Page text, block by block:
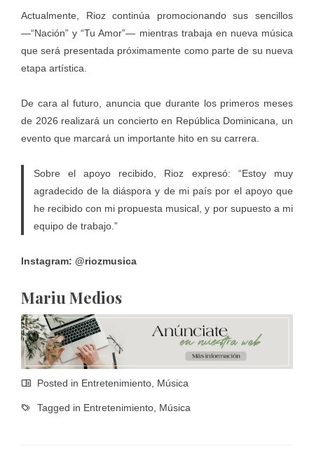
Actualmente, Rioz continúa promocionando sus sencillos
—“Nación” y “Tu Amor”— mientras trabaja en nueva música
que será presentada próximamente como parte de su nueva
etapa artística.
De cara al futuro, anuncia que durante los primeros meses
de 2026 realizará un concierto en República Dominicana, un
evento que marcará un importante hito en su carrera.
Sobre el apoyo recibido, Rioz expresó: “Estoy muy
agradecido de la diáspora y de mi país por el apoyo que
he recibido con mi propuesta musical, y por supuesto a mi
equipo de trabajo.”
Instagram: @riozmusica
Mariu Medios
Posted in Entretenimiento Música
Tagged in Entretenimiento Música